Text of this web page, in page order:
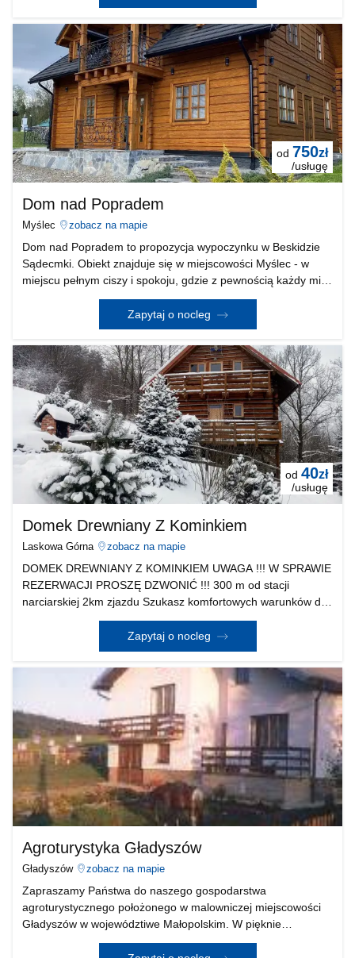
od 750zł
/usługę
Dom nad Popradem
Myślec zobacz na mapie
Dom nad Popradem to propozycja wypoczynku w Beskidzie
Sądecmki. Obiekt znajduje się w miejscowości Myślec - w
miejscu pełnym ciszy i spokoju, gdzie z pewnością każdy miło
spędzi swój wolny czas. Do dyspozycji Gości oddajemy
łącznie 10 miejs noclegowych. Proponujemy Pań
Zapytaj o nocleg
od 40zł
/usługę
Domek Drewniany Z Kominkiem
Laskowa Górna zobacz na mapie
DOMEK DREWNIANY Z KOMINKIEM UWAGA !!! W SPRAWIE
REZERWACJI PROSZĘ DZWONIĆ !!! 300 m od stacji
narciarskiej 2km zjazdu Szukasz komfortowych warunków do
wypoczynku w górach. Jeżeli tak to nasza propozycja
przekroczy Twoje oczekiwania. NA NARTY W 5 MINUT Nasz
Zapytaj o nocleg
Agroturystyka Gładyszów
Gładyszów zobacz na mapie
Zapraszamy Państwa do naszego gospodarstwa
agroturystycznego położonego w malowniczej miejscowości
Gładyszów w województiwe Małopolskim. W pięknie
położonym domu czekają na Gości przez cały rok: 2 pok. 2-